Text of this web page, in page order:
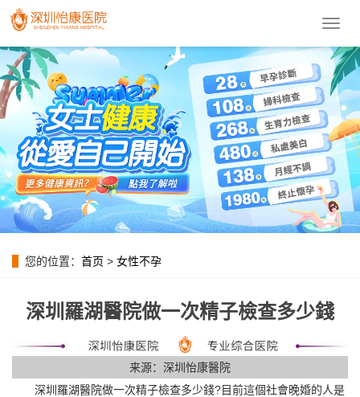
導
菜
單
您的位置： 首页 > 女性不孕
深圳羅湖醫院做一次精子檢查多少錢
来源：深圳怡康醫院
深圳羅湖醫院做一次精子檢查多少錢?目前這個社會晚婚的人是